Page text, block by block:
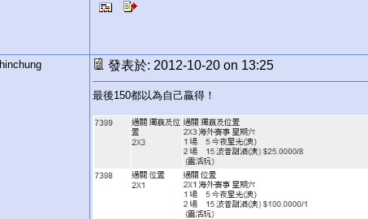
hinchung 發表於: 2012-10-20 on 13:25
最後150都以為自己贏得！